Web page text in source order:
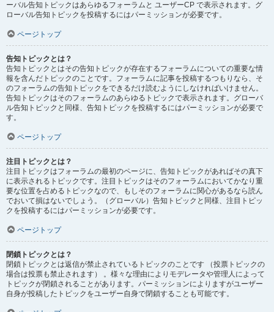
ーバル告知トピックはあらゆるフォーラムと ユーザーCP で表示されます。グ
ローバル告知トピックを投稿するにはパーミッションが必要です。
ページトップ
告知トピックとは？
告知トピックとはその告知トピックが存在するフォーラムについての重要な情
報を含んだトピックのことです。フォーラムに記事を投稿するつもりなら、そ
のフォーラムの告知トピックをできるだけ読むようにしなければいけません。
告知トピックはそのフォーラムのあらゆるトピックで表示されます。グローバ
ル告知トピックと同様、告知トピックを投稿するにはパーミッションが必要で
す。
ページトップ
注目トピックとは？
注目トピックはフォーラムの最初のページに、告知トピックがあればその真下
に表示されるトピックです。注目トピックはそのフォーラムにおいてかなり重
要な位置を占めるトピックなので、もしそのフォーラムに関心があるなら読ん
でおいて損はないでしょう。（グローバル）告知トピックと同様、注目トピッ
クを投稿するにはパーミッションが必要です。
ページトップ
閉鎖トピックとは？
閉鎖トピックとは返信が禁止されているトピックのことです （投票トピックの
場合は投票も禁止されます） 。様々な理由によりモデレータや管理人によって
トピックが閉鎖されることがあります。パーミッションによりますがユーザー
自身が投稿したトピックをユーザー自身で閉鎖することも可能です。